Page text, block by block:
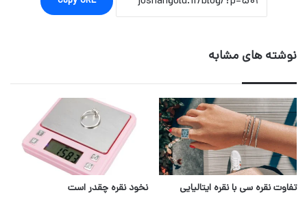
نوشته های مشابه
تفاوت نقره سی با نقره ایتالیایی نخود نقره چقدر است